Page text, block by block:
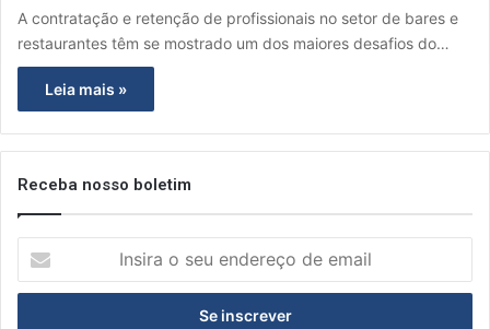
A contratação e retenção de profissionais no setor de bares e
restaurantes têm se mostrado um dos maiores desafios do…
Leia mais »
Receba nosso boletim
s